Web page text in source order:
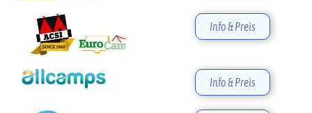
Info & Preis
Info & Preis